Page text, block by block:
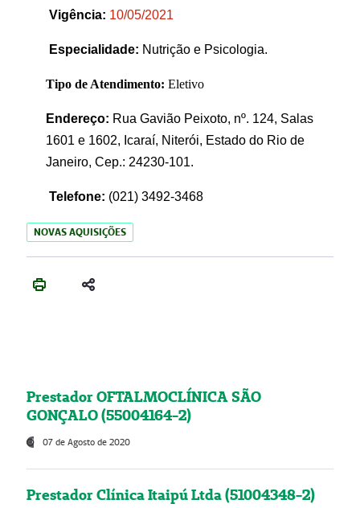
Vigência: 10/05/2021
Especialidade: Nutrição e Psicologia.
Tipo de Atendimento: Eletivo
Endereço: Rua Gavião Peixoto, nº. 124, Salas
1601 e 1602, Icaraí, Niterói, Estado do Rio de
Janeiro, Cep.: 24230-101.
Telefone: (021) 3492-3468
NOVAS AQUISIÇÕES
Prestador OFTALMOCLÍNICA SÃO
GONÇALO (55004164-2)
07 de Agosto de 2020
Prestador Clínica Itaipú Ltda (51004348-2)